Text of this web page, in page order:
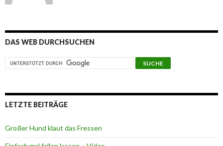
DAS WEB DURCHSUCHEN
LETZTE BEITRÄGE
Großer Hund klaut das Fressen